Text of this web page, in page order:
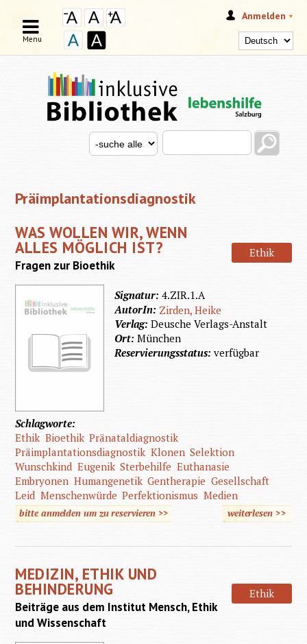
Anmelden
SUCHFORMULAR
Search this site
Search for
Menu
Präimplantationsdiagnostik
WAS WOLLEN WIR, WENN
ALLES MÖGLICH IST? Ethik
Fragen zur Bioethik
Signatur:4.ZIR.1.A
AutorIn: Zirden, Heike
Verlag:Deusche Verlags-Anstalt
Ort:München
Reservierungsstatus:verfügbar
Schlagworte:
Ethik Bioethik Pränataldiagnostik
Präimplantationsdiagnostik Klonen Selektion
Wunschkind Eugenik Sterbehilfe Euthanasie
Embryonen Humangenetik Gentherapie Gesellschaft
Leid Menschenwürde Perfektionismus Medien
bitte anmelden um zu reservieren >> weiterlesen
über
>>
MEDIZIN, ETHIK UND
BEHINDERUNG Ethik
Beiträge aus dem Institut Mensch, Ethik
und Wissenschaft